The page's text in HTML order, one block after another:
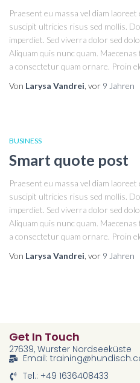
Praesent eu massa vel diam
suscipit ultricies risus sed mollis.
imperdiet. Sed viverra dolor sed
Aliquam quis nunc quam.
a consectetur quam ornare. Proin
Von Larysa Vandrei , vor 9 Jahren
BUSINESS
Smart quote post
Praesent eu massa vel diam
suscipit ultricies risus sed mollis.
imperdiet. Sed viverra dolor sed
Aliquam quis nunc quam.
a consectetur quam ornare. Proin
Von Larysa Vandrei , vor 9 Jahren
Get In Touch
27639, Wurster Nordseeküste
Email:
Tel.: +49 1636408433